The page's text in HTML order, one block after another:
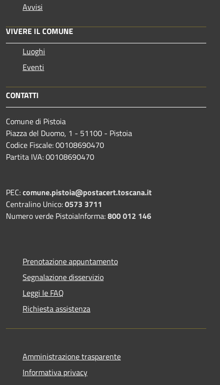
Avvisi
VIVERE IL COMUNE
Luoghi
Eventi
CONTATTI
Comune di Pistoia
Piazza del Duomo, 1 - 51100 - Pistoia
Codice Fiscale: 00108690470
Partita IVA: 00108690470
PEC:comune.pistoia@postacert.toscana.it
Centralino Unico:0573 3711
Numero verde PistoiaInforma:800 012 146
Prenotazione appuntamento
Segnalazione disservizio
Leggi le FAQ
Richiesta assistenza
Amministrazione trasparente
Informativa privacy